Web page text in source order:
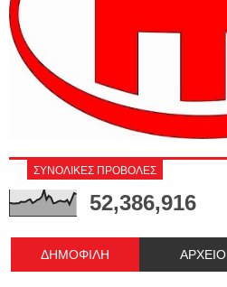
ΣΥΝΟΛΙΚΕΣ ΠΡΟΒΟΛΕΣ
52,386,916
ΔΗΜΟΦΙΛΗ ΑΡΧΕΙΟ